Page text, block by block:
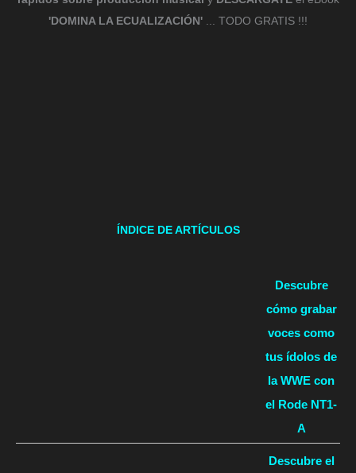
'DOMINA LA ECUALIZACIÓN' ... TODO GRATIS !!!
ÍNDICE DE ARTÍCULOS
Descubre
cómo grabar
voces como
tus ídolos de
la WWE con
el Rode NT1-
A
Descubre el